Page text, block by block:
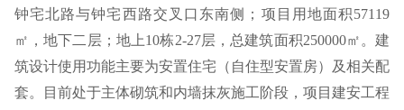
钟宅北路与钟宅西路交叉口东南侧；项目用地面积57119
㎡ ，地下二层；地上10栋2-27层，总建筑面积250000㎡。建
筑设计使用功能主要为安置住宅（自住型安置房）及相关配
套。目前处于主体砌筑和内墙抹灰施工阶段，项目建安工程